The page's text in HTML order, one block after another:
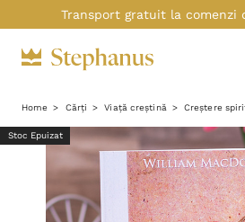
Transport gratuit la comenzi
Home Cărți Viață creștină Creștere
Stoc Epuizat